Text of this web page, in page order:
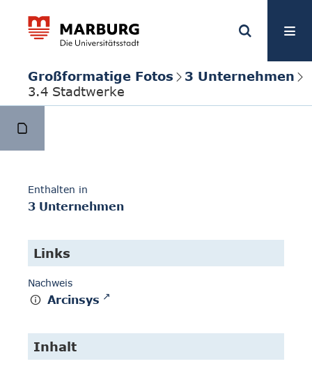
Großformatige Fotos
3 Unternehmen
3.4 Stadtwerke
Enthalten in
3 Unternehmen
Links
Nachweis
Arcinsys
Inhalt